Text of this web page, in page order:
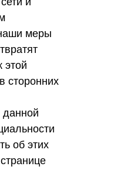
меры
этой
сторонних
данной
об этих